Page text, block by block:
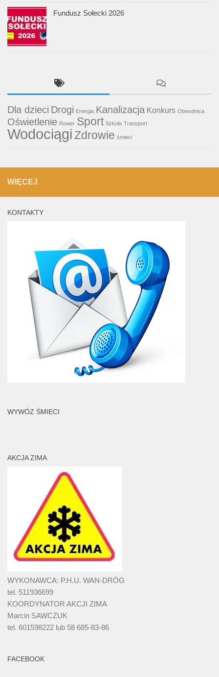
Fundusz Sołecki 2026
Dla dzieci Drogi Energia Kanalizacja Konkurs Obwodnica
Oświetlenie Rower Sport Szkoła Transport
WodociągiZdrowie śmieci
WIĘCEJ
KONTAKTY
WYWÓZ ŚMIECI
AKCJA ZIMA
WYKONAWCA: P.H.U. WAN-DRÓG
tel. 511936699
KOORDYNATOR AKCJI ZIMA
Marcin SAWCZUK
tel. 601598222 lub 58 685-83-86
FACEBOOK